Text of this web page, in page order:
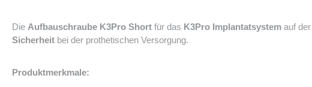
Die Aufbauschraube K3Pro Short für das K3Pro Implantatsystem auf der
Sicherheit bei der prothetischen Versorgung.
Produktmerkmale: